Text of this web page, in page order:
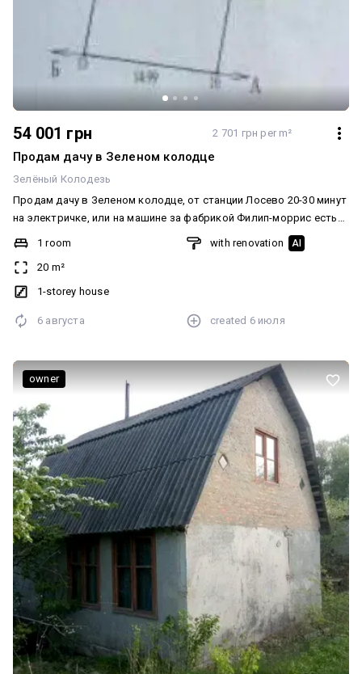
54 001 грн 2 701 грн per m²
Продам дачу в Зеленом колодце
Зелёный Колодезь
Продам дачу в Зеленом колодце, от станции Лосево 20-30 минут
на электричке, или на машине за фабрикой Филип-моррис есть
дорога, живописное место,на участке плодоносящий и молодой
сад, красивые кованые ворота и забор, своя скважина 25 м,
свет, благополучные соседи, участок ухожен, облагорожен.
1 room
20 m²
1-storey house
with renovation AI
6 августа created 6 июля
owner